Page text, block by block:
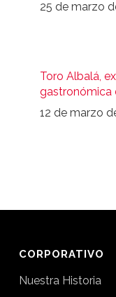
25 de marzo
Toro Albalá,
gastronómica
12 de marzo
CORPORATIVO
Nuestra Historia